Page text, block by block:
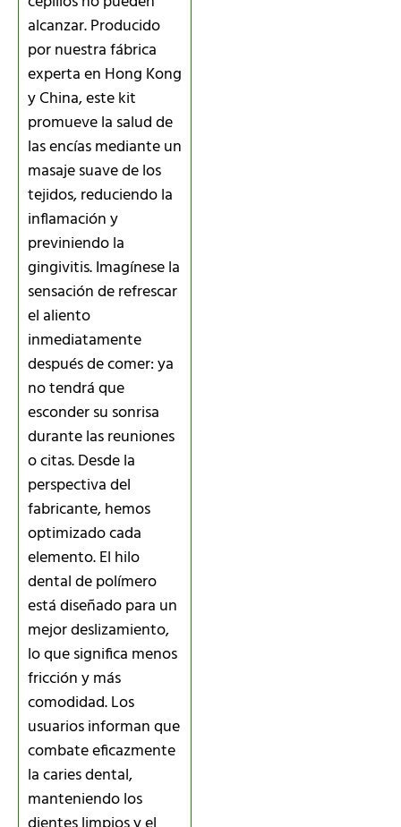
alcanzar. Producido
por nuestra fábrica
experta en Hong Kong
y China, este kit
promueve la salud de
las encías mediante un
masaje suave de los
tejidos, reduciendo la
inflamación y
previniendo la
gingivitis. Imagínese la
sensación de refrescar
el aliento
inmediatamente
después de comer: ya
no tendrá que
esconder su sonrisa
durante las reuniones
o citas. Desde la
perspectiva del
fabricante, hemos
optimizado cada
elemento. El hilo
dental de polímero
está diseñado para un
mejor deslizamiento,
lo que significa menos
fricción y más
comodidad. Los
usuarios informan que
combate eficazmente
la caries dental,
manteniendo los